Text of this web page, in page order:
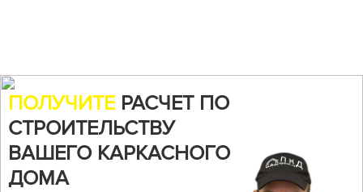
ПОЛУЧИТЕ РАСЧЕТ ПО
СТРОИТЕЛЬСТВУ
ВАШЕГО КАРКАСНОГО
ДОМА